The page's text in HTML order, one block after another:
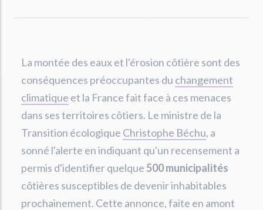
La montée des eaux et l'érosion côtière sont des
conséquences préoccupantes du changement
climatique et la France fait face à ces menaces
dans ses territoires côtiers. Le ministre de la
Transition écologique Christophe Béchu, a
sonné l'alerte en indiquant qu'un recensement a
permis d'identifier quelque 500 municipalités
côtières susceptibles de devenir inhabitables
prochainement. Cette annonce, faite en amont